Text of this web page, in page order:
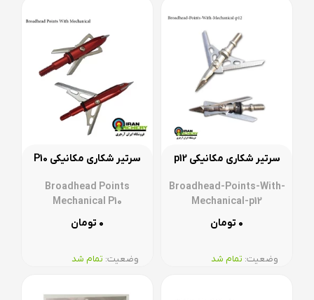
سرتیر شکاری مکانیکی p12
Broadhead-Points-With-
Mechanical-p12
۰ تومان
وضعیت:‌ تمام شد
سرتیر شکاری مکانیکی P10
Broadhead Points
Mechanical P10
۰ تومان
وضعیت:‌ تمام شد